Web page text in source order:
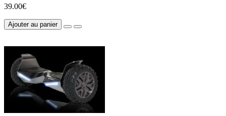
39.00€
Ajouter au panier